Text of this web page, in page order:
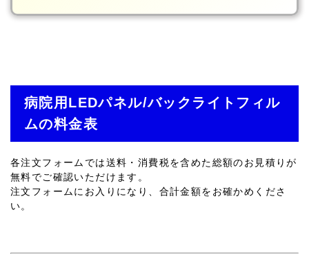
病院用LEDパネル/バックライトフィル
ムの料金表
各注文フォームでは送料・消費税を含めた総額のお見積りが
無料でご確認いただけます。
注文フォームにお入りになり、合計金額をお確かめくださ
い。